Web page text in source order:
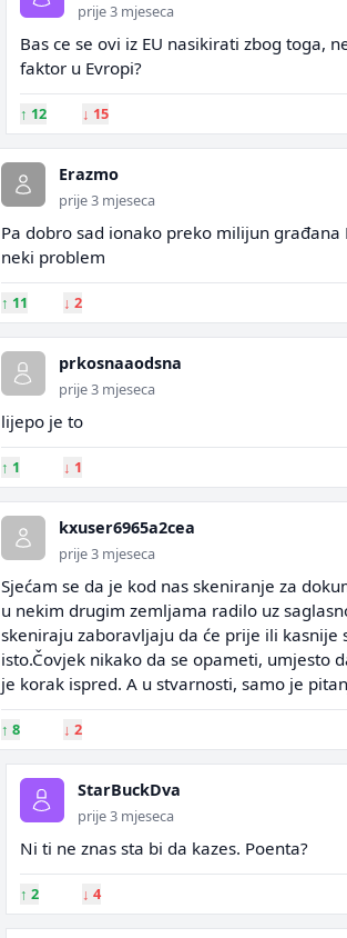
prije 3 mjeseca
Bas ce se ovi iz EU nasikirati zbog toga,
faktor u Evropi?
↑ 12 ↓ 15
Erazmo
prije 3 mjeseca
Pa dobro sad ionako preko milijun
neki problem
↑ 11 ↓ 2
prkosnaaodsna
prije 3 mjeseca
lijepo je to
↑ 1 ↓ 1
kxuser6965a2cea
prije 3 mjeseca
Sjećam se da je kod nas skeniranje za
u nekim drugim zemljama radilo uz
skeniraju zaboravljaju da će prije ili kasnije
isto.Čovjek nikako da se opameti, umjesto
je korak ispred. A u stvarnosti, samo je
↑ 8 ↓ 2
StarBuckDva
prije 3 mjeseca
Ni ti ne znas sta bi da kazes. Poenta?
↑ 2 ↓ 4